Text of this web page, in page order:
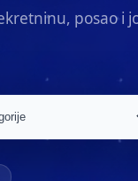
posao i